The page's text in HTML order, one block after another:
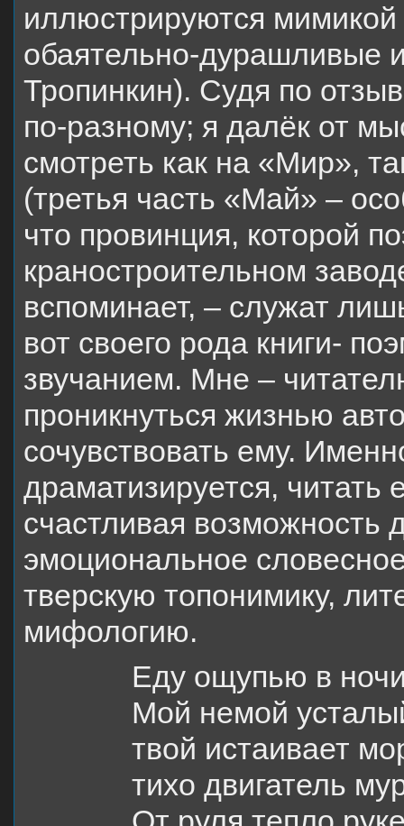
иллюстрируются
обаятельно-дурашливые
Тропинкин). Судя по
по-разному; я далёк от
смотреть как на «Мир»,
(третья часть «Май» –
что провинция, которой
краностроительном
вспоминает, – служат
вот своего рода книги-
звучанием. Мне –
проникнуться жизнью
сочувствовать ему.
драматизируется, читать
счастливая возможность
эмоциональное
тверскую топонимику,
мифологию.
Еду ощупью в
Мой немой
твой истаивает
тихо двигатель